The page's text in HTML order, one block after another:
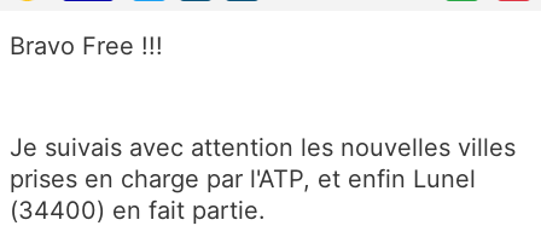
Bravo Free !!!
Je suivais avec attention les nouvelles villes
prises en charge par l'ATP, et enfin Lunel
(34400) en fait partie.